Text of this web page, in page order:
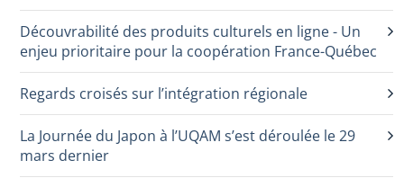
Découvrabilité des produits culturels en ligne - Un
enjeu prioritaire pour la coopération France-Québec
Regards croisés sur l’intégration régionale
La Journée du Japon à l’UQAM s’est déroulée le 29
mars dernier